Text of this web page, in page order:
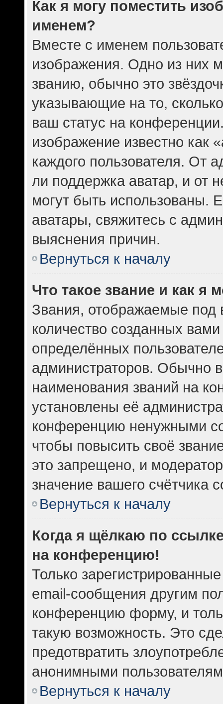
Как я могу поместить
именем?
Вместе с именем
изображения. Одно из них
званию, обычно это
указывающие на то,
ваш статус на
изображение известно как
каждого пользователя. От
ли поддержка аватар, и от
могут быть использованы.
аватары, свяжитесь с
выяснения причин.
Вернуться к началу
Что такое звание и как я
Звания, отображаемые
количество созданных
определённых
администраторов. Обычно
наименования званий на
установлены её
конференцию ненужными
чтобы повысить своё
это запрещено, и
значение вашего счётчика
Вернуться к началу
Когда я щёлкаю по
на конференцию!
Только
email-сообщения другим
конференцию форму, и
такую возможность. Это
предотвратить
анонимными
Вернуться к началу